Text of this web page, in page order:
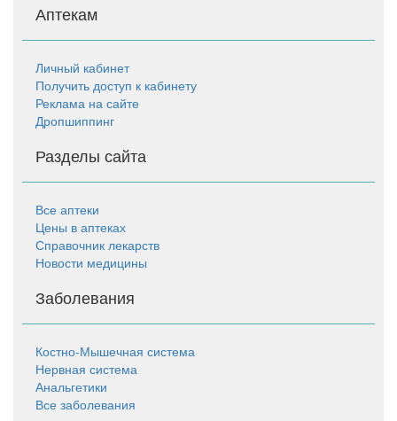
Аптекам
Личный кабинет
Получить доступ к кабинету
Реклама на сайте
Дропшиппинг
Разделы сайта
Все аптеки
Цены в аптеках
Справочник лекарств
Новости медицины
Заболевания
Костно-Мышечная система
Нервная система
Анальгетики
Все заболевания